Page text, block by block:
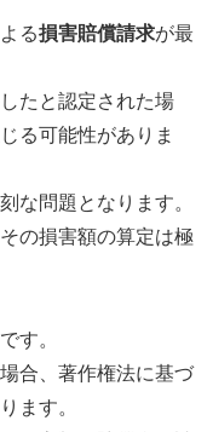
る損害賠償請求が最
たと認定された場
る可能性がありま
な問題となります。
の損害額の算定は極
す。
合、著作権法に基づ
ます。